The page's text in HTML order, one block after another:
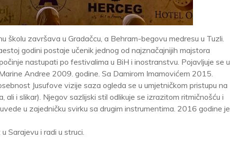
školu završava u Gradačcu, a Behram-begovu medresu u Tuzli.
godini postaje učenik jednog od najznačajnijih majstora
nastupati po festivalima u BiH i inostranstvu. Pojavljuje se u
Andree 2009. godine. Sa Damirom Imamovićem 2015.
Jusufove vizije saza ogleda se u umjetničkom pristupu na
ali i slikar). Njegov sazlijski stil odlikuje se izrazitom ritmičnošću i
u zajedničku svirku sa drugim instrumentima. 2016 godine je
Sarajevu i radi u struci.